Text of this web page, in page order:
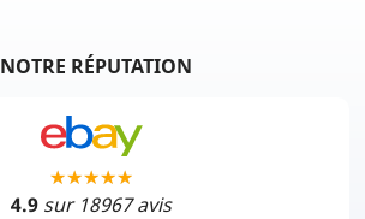
NOTRE RÉPUTATION
4.9 sur 18967 avis